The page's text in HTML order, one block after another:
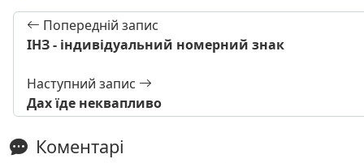
Попередній запис
ІНЗ - індивідуальний номерний знак
Наступний запис
Дах їде неквапливо
Коментарі